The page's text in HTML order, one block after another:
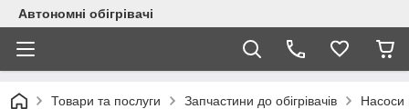
Автономні обігрівачі
Товари та послуги Запчастини до обігрівачів Насоси